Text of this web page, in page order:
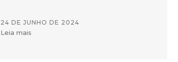
24 DE JUNHO DE 2024
Leia mais